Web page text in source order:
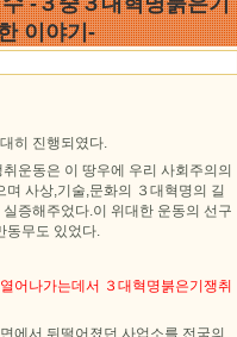
이야기-
히 진행되였다.
운동은 이 땅우에 우리 사회주의의
사상,기술,문화의 ３대혁명의 길
증해주었다.이 위대한 운동의 선구
동무도 있었다.
어나가는데서 ３대혁명붉은기쟁취
에서 뒤떨어졌던 사업소를 전국의